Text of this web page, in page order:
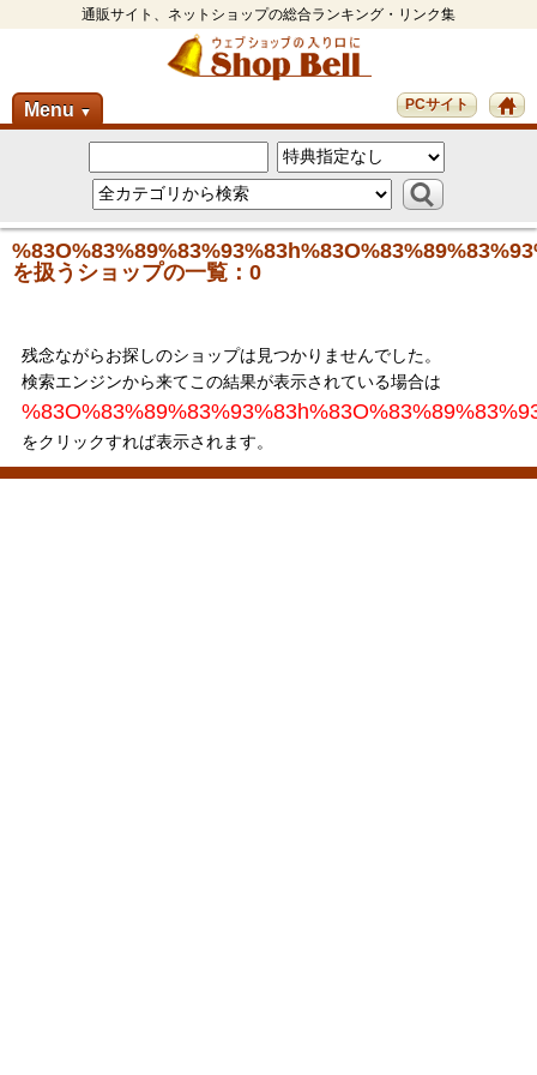
通販サイト、ネットショップの総合ランキング・リンク集
Menu ▼ PCサイト
を扱うショップの一覧：0
残念ながらお探しのショップは見つかりませんでした。
検索エンジンから来てこの結果が表示されている場合は
をクリックすれば表示されます。